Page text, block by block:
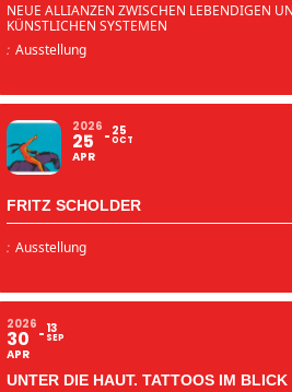
NEUE ALLIANZEN ZWISCHEN LEBENDIGEN
KÜNSTLICHEN SYSTEMEN
: Ausstellung
2026
25
APR
25
OCT
FRITZ SCHOLDER
: Ausstellung
2026
30
APR
13
SEP
UNTER DIE HAUT. TATTOOS IM BLICK